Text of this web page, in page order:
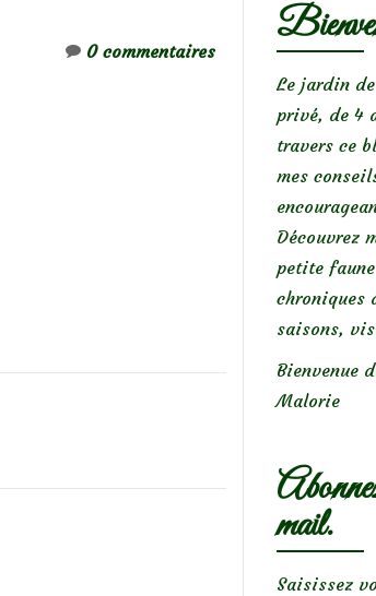
0 commentaires
Le jardin
privé, de 4
travers ce
mes
Découvrez
petite
chroniques
saisons,
Bienvenue
Malorie
mail.
Saisissez